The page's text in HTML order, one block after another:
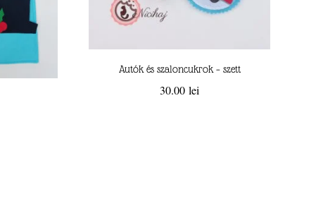
Autók és szaloncukrok – szett
30.00lei